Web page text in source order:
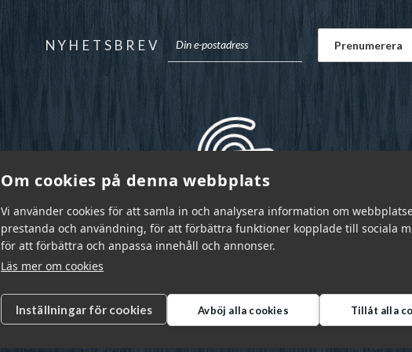
Om cookies på denna webbplats
Vi använder cookies för att samla in och analysera information om
prestanda och användning, för att förbättra funktioner kopplade till sociala
för att förbättra och anpassa innehåll och annonser.
Läs mer om cookies
Inställningar för cookies Avböj alla cookies Tillåt alla
NYHETSBREV
Garnr Sverige AB © 2026 | info@garnr.se 031 - 92